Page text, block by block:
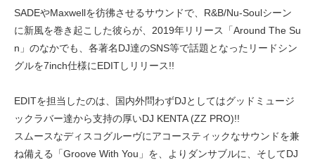
SADEやMaxwellを彷彿させるサウンドで、R&B/Nu-Soulシーン
に新風を巻き起こした彼らが、2019年リリース「Around The Su
n」のなかでも、各著名DJ達のSNS等で話題となったリードシン
グルを7inch仕様にEDITしリリース!!
EDITを担当したのは、国内外問わずDJとしてはグッドミュージ
ックラバー達から支持の厚いDJ KENTA (ZZ PRO)!!
スムースなディスコグルーヴにアコースティックなサウンドを兼
ね備える「Groove With You」を、よりダンサブルに、そしてDJ